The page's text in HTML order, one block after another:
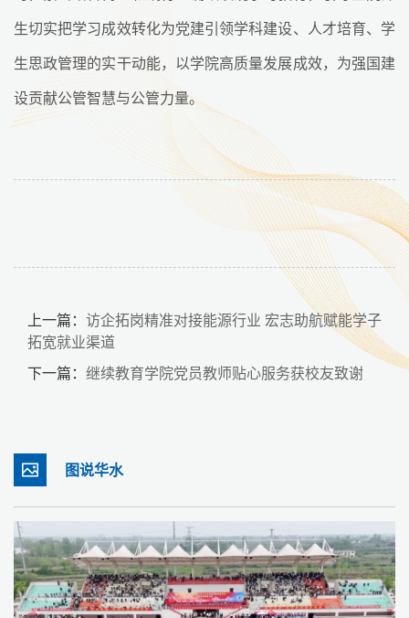
生切实把学习成效转化为党建引领学科建设、人才培育、学
生思政管理的实干动能，以学院高质量发展成效，为强国建
设贡献公管智慧与公管力量。
上一篇： 访企拓岗精准对接能源行业 宏志助航赋能学子
拓宽就业渠道
下一篇： 继续教育学院党员教师贴心服务获校友致谢
图说华水